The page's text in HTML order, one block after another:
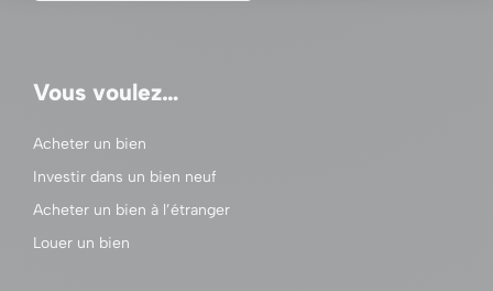
Vous voulez…
Acheter un bien
Investir dans un bien neuf
Acheter un bien à l’étranger
Louer un bien